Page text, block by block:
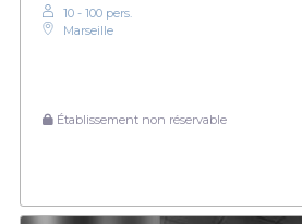
10 - 100 pers.
Marseille
Établissement non réservable